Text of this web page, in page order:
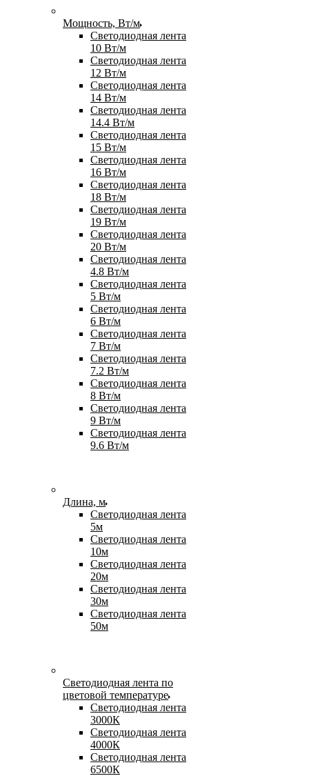
Мощность, Вт/м
Светодиодная лента
10 Вт/м
Светодиодная лента
12 Вт/м
Светодиодная лента
14 Вт/м
Светодиодная лента
14.4 Вт/м
Светодиодная лента
15 Вт/м
Светодиодная лента
16 Вт/м
Светодиодная лента
18 Вт/м
Светодиодная лента
19 Вт/м
Светодиодная лента
20 Вт/м
Светодиодная лента
4.8 Вт/м
Светодиодная лента
5 Вт/м
Светодиодная лента
6 Вт/м
Светодиодная лента
7 Вт/м
Светодиодная лента
7.2 Вт/м
Светодиодная лента
8 Вт/м
Светодиодная лента
9 Вт/м
Светодиодная лента
9.6 Вт/м
Длина, м
Светодиодная лента
5м
Светодиодная лента
10м
Светодиодная лента
20м
Светодиодная лента
30м
Светодиодная лента
50м
Светодиодная лента по
цветовой температуре
Светодиодная лента
3000К
Светодиодная лента
4000К
Светодиодная лента
6500К